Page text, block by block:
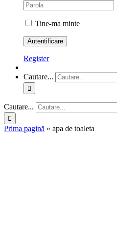
Tine-ma minte
Register
Cautare...
Cautare...
Prima pagină » apa de toaleta